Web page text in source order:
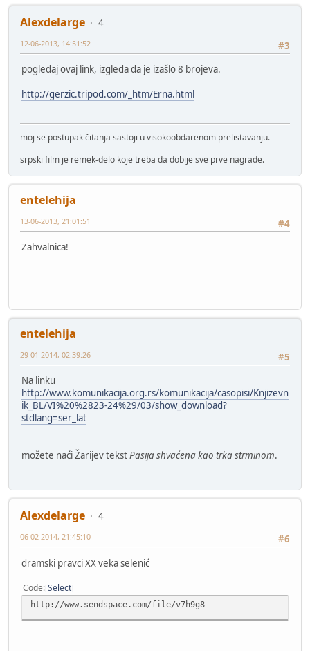
Alexdelarge
4
#3
12-06-2013, 14:51:52
pogledaj ovaj link, izgleda da je izašlo 8 brojeva.
http://gerzic.tripod.com/_htm/Erna.html
moj se postupak čitanja sastoji u visokoobdarenom prelistavanju.
srpski film je remek-delo koje treba da dobije sve prve nagrade.
entelehija
#4
13-06-2013, 21:01:51
Zahvalnica!
entelehija
#5
29-01-2014, 02:39:26
Na linku
http://www.komunikacija.org.rs/komunikacija/casopisi/Knjizevn
ik_BL/VI%20%2823-24%29/03/show_download?
stdlang=ser_lat
možete naći Žarijev tekstPasija shvaćena kao trka strminom.
Alexdelarge
4
#6
06-02-2014, 21:45:10
dramski pravci XX veka selenić
Code Select
http://www.sendspace.com/file/v7h9g8